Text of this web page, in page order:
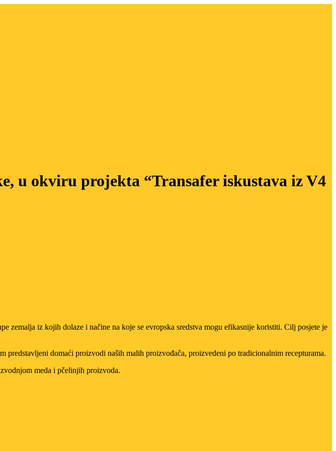
u okviru projekta “Transafer iskustava iz V4
zemalja iz kojih dolaze i načine na koje se evropska sredstva mogu efikasnije koristiti. Cilj posjete je
domaći proizvodi naših malih proizvođača, proizvedeni po tradicionalnim recepturama.
meda i pčelinjih proizvoda.